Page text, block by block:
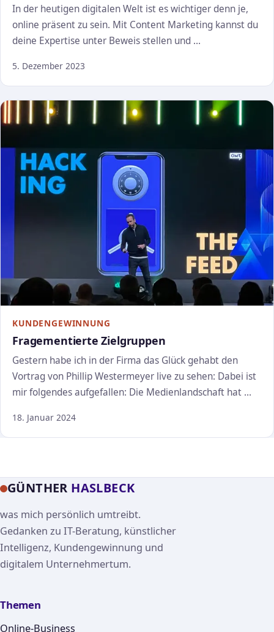
In der heutigen digitalen Welt ist es wichtiger denn je,
online präsent zu sein. Mit Content Marketing kannst du
deine Expertise unter Beweis stellen und …
5. Dezember 2023
KUNDENGEWINNUNG
Fragementierte Zielgruppen
Gestern habe ich in der Firma das Glück gehabt den
Vortrag von Phillip Westermeyer live zu sehen: Dabei ist
mir folgendes aufgefallen: Die Medienlandschaft hat …
18. Januar 2024
GÜNTHER HASLBECK
was mich persönlich umtreibt.
Gedanken zu IT-Beratung, künstlicher
Intelligenz, Kundengewinnung und
digitalem Unternehmertum.
Themen
Online-Business